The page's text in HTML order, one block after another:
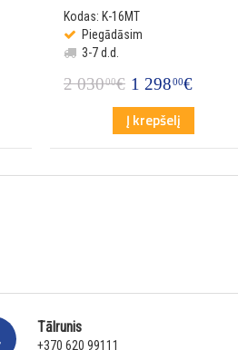
Kodas: K-16MT
Piegādāsim
3-7 d.d.
2 03000€ 1 29800€
Į krepšelį
Tālrunis
+370 620 99111